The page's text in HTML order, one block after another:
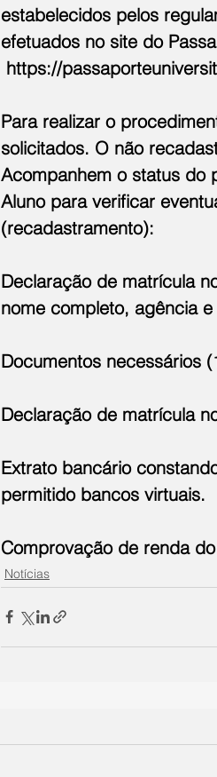
estabelecidos pelos
efetuados no site do
https://
Para realizar o
solicitados. O não
Acompanhem o status do
Aluno para verificar eventuais
(recadastramento):
Declaração de matrícula
nome completo, agência
Documentos necessários
Declaração de matrícula
Extrato bancário
permitido bancos virtuais.
Comprovação de renda
Notícias